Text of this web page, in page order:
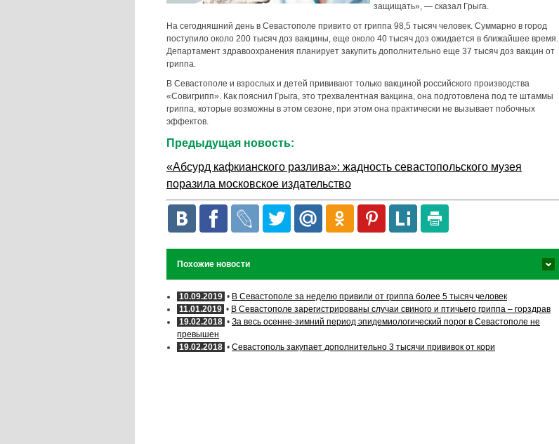
защищать», — сказал Грыга.
На сегодняшний день в Севастополе привито от гриппа 98,5 тысяч человек. Суммарно в город
поступило около 200 тысяч доз вакцины, еще около 40 тысяч доз ожидается в ближайшее время.
Департамент здравоохранения планирует закупить дополнительно еще 37 тысяч доз вакцин от
гриппа.
В Севастополе и взрослых и детей прививают только вакциной российского производства
«Совигрипп». Как пояснил Грыга, это трехвалентная вакцина, она подготовлена под те штаммы
гриппа, которые возможны в этом сезоне, при этом она практически не вызывает побочных
эффектов.
Предыдущая новость:
«Абсурд кафкианского разлива»: жадность севастопольского музея
поразила московское издательство
Похожие новости
10.09.2019 • В Севастополе за неделю привили от гриппа более 5 тысяч человек
11.01.2019 • В Севастополе зарегистрированы случаи свиного и птичьего гриппа – горздрав
19.02.2018 • За весь осенне-зимний период эпидемиологический порог в Севастополе не
превышен
19.02.2018 • Севастополь закупает дополнительно 3 тысячи прививок от кори